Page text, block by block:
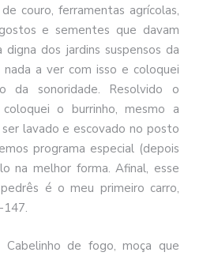
couro, ferramentas agrícolas,
e sementes que davam
dos jardins suspensos da
a ver com isso e coloquei
da sonoridade. Resolvido o
o burrinho, mesmo a
lavado e escovado no posto
programa especial (depois
na melhor forma. Afinal, esse
é o meu primeiro carro,
Cabelinho de fogo, moça que